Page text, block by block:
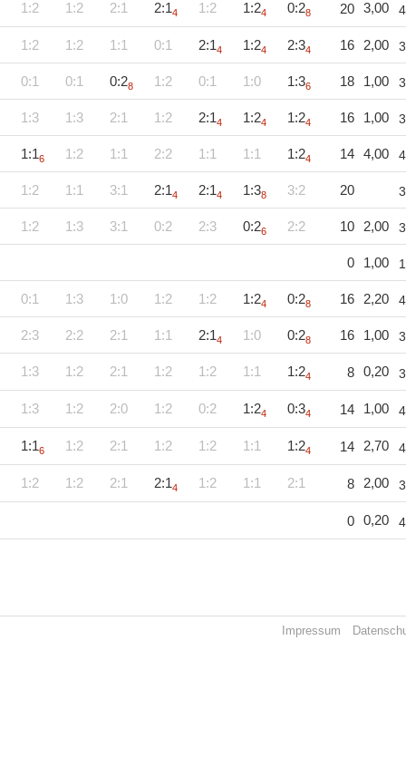
1:2 1:2 2:1 2:14 1:2 1:24 0:28 20 3,00
1:2 1:2 1:1 0:1 2:14 1:24 2:34 16 2,00
0:1 0:1 0:28 1:2 0:1 1:0 1:36 18 1,00
1:3 1:3 2:1 1:2 2:14 1:24 1:24 16 1,00
1:16 1:2 1:1 2:2 1:1 1:1 1:24 14 4,00
1:2 1:1 3:1 2:14 2:14 1:38 3:2 20
1:2 1:3 3:1 0:2 2:3 0:26 2:2 10 2,00
0 1,00
0:1 1:3 1:0 1:2 1:2 1:24 0:28 16 2,20
2:3 2:2 2:1 1:1 2:14 1:0 0:28 16 1,00
1:3 1:2 2:1 1:2 1:2 1:1 1:24 8 0,20
1:3 1:2 2:0 1:2 0:2 1:24 0:34 14 1,00
1:16 1:2 2:1 1:2 1:2 1:1 1:24 14 2,70
1:2 1:2 2:1 2:14 1:2 1:1 2:1 8 2,00
0 0,20
Impressum